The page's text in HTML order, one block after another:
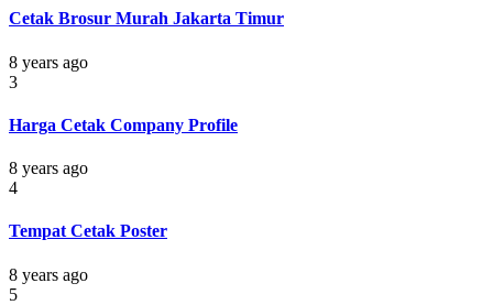
Cetak Brosur Murah Jakarta Timur
8 years ago
3
Harga Cetak Company Profile
8 years ago
4
Tempat Cetak Poster
8 years ago
5